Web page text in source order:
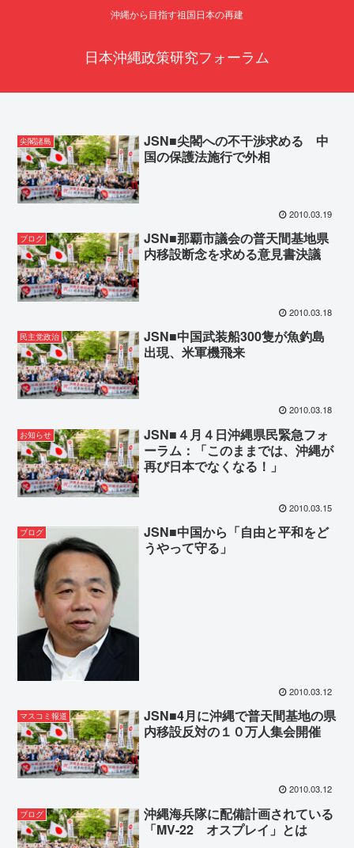
沖縄から目指す祖国日本の再建
日本沖縄政策研究フォーラム
尖閣諸島
JSN■尖閣への不干渉求める 中
国の保護法施行で外相
2010.03.19
ブログ
JSN■那覇市議会の普天間基地県
内移設断念を求める意見書決議
2010.03.18
民主党政治
JSN■中国武装船300隻が魚釣島
出現、米軍機飛来
2010.03.18
お知らせ
JSN■４月４日沖縄県民緊急フォ
ーラム：「このままでは、沖縄が
再び日本でなくなる！」
2010.03.15
ブログ
JSN■中国から「自由と平和をど
うやって守る」
2010.03.12
マスコミ報道
JSN■4月に沖縄で普天間基地の県
内移設反対の１０万人集会開催
2010.03.12
ブログ
沖縄海兵隊に配備計画されている
「MV-22 オスプレイ」とは